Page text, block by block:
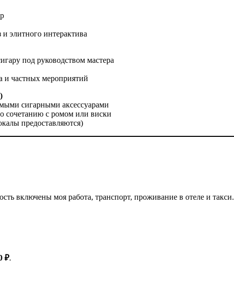
элитного интерактива
под руководством мастера
и частных мероприятий
сигарными аксессуарами
сочетанию с ромом или виски
предоставляются)
включены моя работа, транспорт, проживание в отеле и такси.
₽.